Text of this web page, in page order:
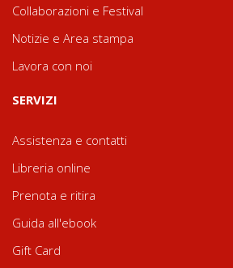
Collaborazioni e Festival
Notizie e Area stampa
Lavora con noi
SERVIZI
Assistenza e contatti
Libreria online
Prenota e ritira
Guida all'ebook
Gift Card